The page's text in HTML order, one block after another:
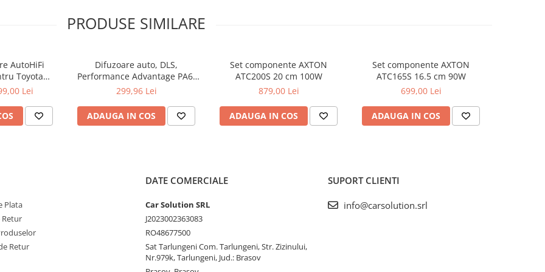
in terms of bass: carbon fiber
with decoupled, vehicle-
flange with EPDM seal.
strong neodymium
of nowhere. Turned base T-joke
Our best BMW subwoofer ever!
PRODUSE SIMILARE
AutoHiFi
Toyota
Lei
Difuzoare auto, DLS,
Performance Advantage PA6,
165mm, 50W RMS, 3Ohm
299,96 Lei
ADAUGA IN COS
Set componente AXTON
ATC200S 20 cm 100W
879,00 Lei
ADAUGA IN COS
Set componente AXTON
ATC165S 16.5 cm 90W
699,00 Lei
ADAUGA IN COS
Plata
Retur
Retur
DATE COMERCIALE
Car Solution SRL
J2023002363083
RO48677500
Sat Tarlungeni Com. Tarlungeni, Str. Zizinului,
Nr.979k, Tarlungeni, Jud.: Brasov
SUPORT CLIENTI
info@carsolution.srl